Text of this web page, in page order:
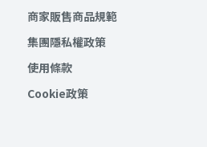
商家販售商品規範
集團隱私權政策
使用條款
Cookie政策